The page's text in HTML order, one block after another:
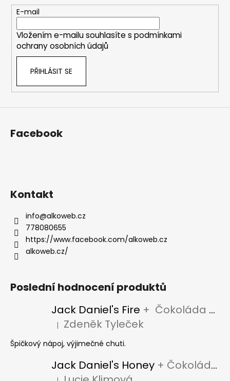
E-mail
Vložením e-mailu souhlasíte s podmínkami
ochrany osobních údajů
PŘIHLÁSIT SE
Facebook
Kontakt
info@alkoweb.cz
778080655
https://www.facebook.com/alkoweb.cz
alkoweb.cz/
Poslední hodnocení produktů
Jack Daniel's Fire + Čokoláda Jack Daniel's
Hodnocení produktu je 5 z 5 hvězdiček.
| Zdeněk Tyleček
Špičkový nápoj, výjimečné chuti.
Jack Daniel's Honey + Čokoláda Jack Daniel's